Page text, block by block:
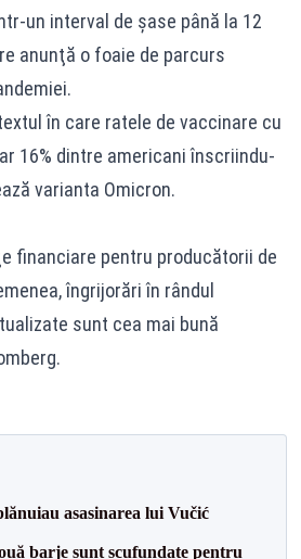
un interval de şase până la 12
anunţă o foaie de parcurs
în care ratele de vaccinare cu
16% dintre americani înscriindu-
varianta Omicron.
financiare pentru producătorii de
îngrijorări în rândul
sunt cea mai bună
asasinarea lui Vučić
barje sunt scufundate pentru